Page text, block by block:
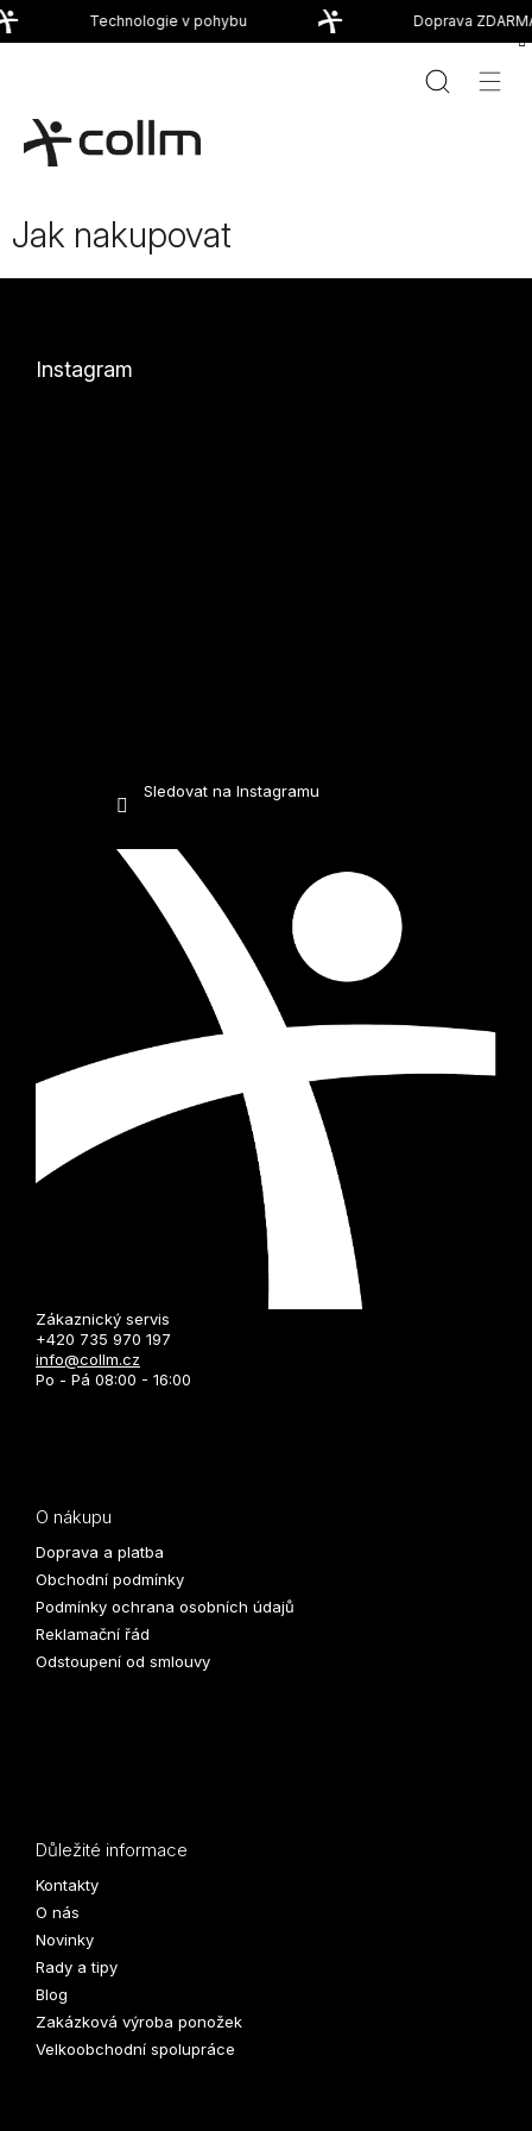
Přejít
na
Technologie v pohybu Doprava
Jak nakupovat
Instagram
Sledovat na Instagramu
Zákaznický servis
+420 735 970 197
info@collm.cz
Po - Pá 08:00 - 16:00
O nákupu
Doprava a platba
Obchodní podmínky
Podmínky ochrana osobních údajů
Reklamační řád
Odstoupení od smlouvy
Důležité informace
Kontakty
O nás
Novinky
Rady a tipy
Blog
Zakázková výroba ponožek
Velkoobchodní spolupráce